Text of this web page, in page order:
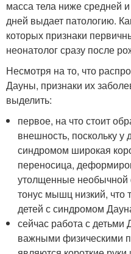
масса тела ниже средней
дней выдает патологию.
которых признаки
неонатолог сразу после
Несмотря на то, что
Дауны, признаки их
выделить:
первое, на что стоит
внешность, поскольку
синдромом широкая
переносица,
утолщенные
тонус мышц низкий, что
детей с синдромом
сейчас работа с детьми
важными физическими